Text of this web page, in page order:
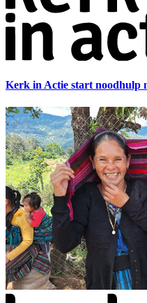
Kerk in Actie start noodhulp